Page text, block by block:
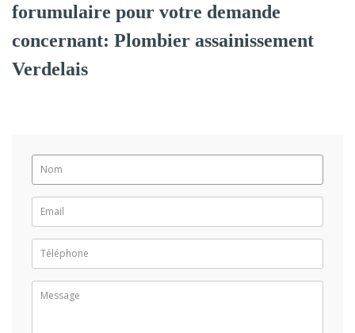
forumulaire pour votre demande
concernant: Plombier assainissement
Verdelais